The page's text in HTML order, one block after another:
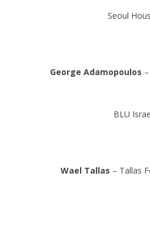
Seoul
George Adamopoulos
BLU
Wael Tallas – Tallas